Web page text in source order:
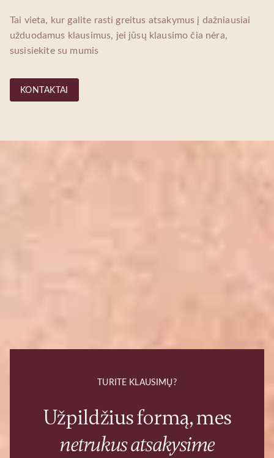
Tai vieta, kur galite rasti greitus atsakymus į dažniausiai
užduodamus klausimus, jei jūsų klausimo čia nėra,
susisiekite su mumis
KONTAKTAI
TURITE KLAUSIMŲ?
Užpildžius formą, mes
netrukus atsakysime